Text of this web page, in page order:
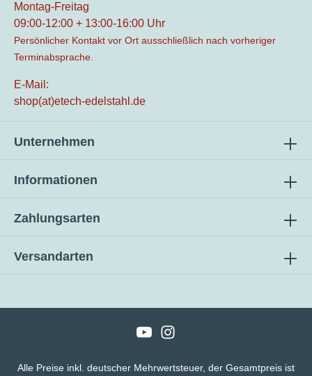
Montag-Freitag
09:00-12:00 + 13:00-16:00 Uhr
Persönlicher Kontakt vor Ort ausschließlich nach vorheriger
Terminabsprache.
E-Mail:
shop(at)etech-edelstahl.de
Unternehmen
Informationen
Zahlungsarten
Versandarten
Alle Preise inkl. deutscher Mehrwertsteuer, der Gesamtpreis ist